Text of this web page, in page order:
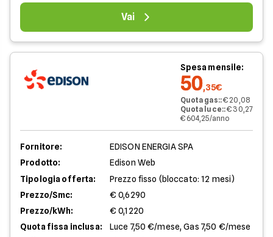
Vai
Spesa mensile:
50,35€
Quota gas::€ 20,08
Quota luce::€ 30,27
€ 604,25/anno
Fornitore:
EDISON ENERGIA SPA
Prodotto:
Edison Web
Tipologia offerta:
Prezzo fisso (bloccato: 12 mesi)
Prezzo/Smc:
€ 0,6290
Prezzo/kWh:
€ 0,1220
Quota fissa inclusa:
Luce 7,50 €/mese, Gas 7,50 €/mese